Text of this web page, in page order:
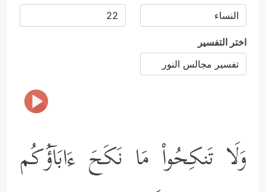
اختر التفسير
وَلَا تَنكِحُواْ مَا نَكَحَ ءَابَاۤؤُكُم